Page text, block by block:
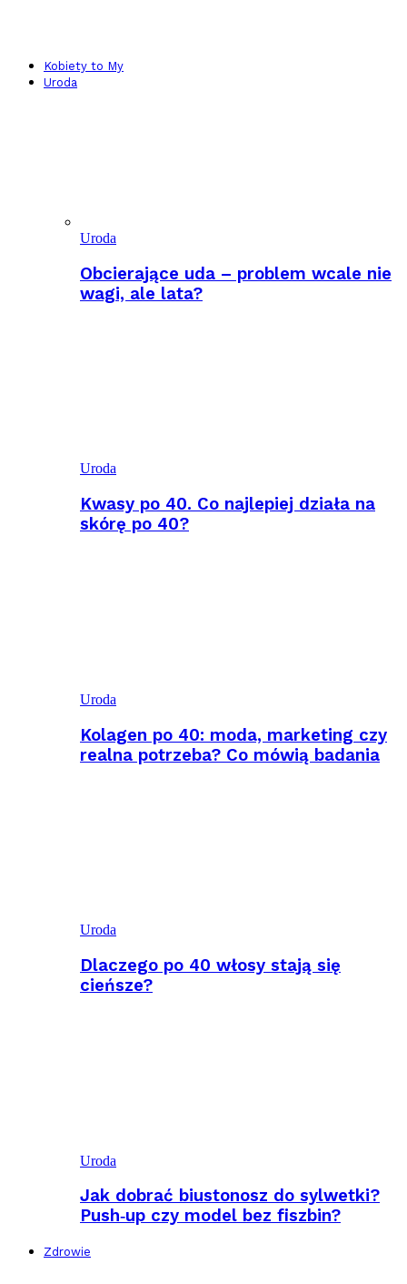
Kobiety to My
Uroda
Uroda
Obcierające uda – problem wcale nie
wagi, ale lata?
Uroda
Kwasy po 40. Co najlepiej działa na
skórę po 40?
Uroda
Kolagen po 40: moda, marketing czy
realna potrzeba? Co mówią badania
Uroda
Dlaczego po 40 włosy stają się
cieńsze?
Uroda
Jak dobrać biustonosz do sylwetki?
Push‑up czy model bez fiszbin?
Zdrowie